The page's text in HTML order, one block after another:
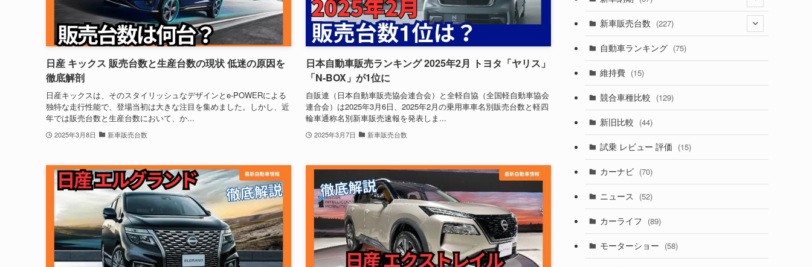
日産 キックス 販売台数と生産台数の現状 低迷の原因を
徹底解剖
日産キックスは、そのスタイリッシュなデザインとe-POWERによる
独特な走行性能で、登場当初は大きな注目を集めました。しかし、近
年では販売台数と生産台数において、か...
2025年3月8日 新車販売台数
日本自動車販売ランキング 2025年2月 トヨタ「ヤリス」
「N-BOX」が1位に
自販連（日本自動車販売協会連合会）と全軽自協（全国軽自動車協会
連合会）は2025年3月6日、2025年2月の乗用車車名別販売台数と軽四
輪車通称名別新車販売速報を発表しま...
2025年3月7日 新車販売台数
(526)
(357)
(328)
(194)
(230)
(253)
(188)
(242)
(85)
(84)
(14)
(222)
(50)
(43)
(6)
(9)
(58)
(28)
(27)
(26)
(28)
(8)
(3)
(3)
(5)
(1)
新車販売台数 (227)
(21)
(5)
(7)
(5)
(8)
自動車ランキング (75)
維持費 (15)
競合車種比較 (129)
新旧比較 (44)
試乗 レビュー 評価 (15)
カーナビ (70)
ニュース (52)
カーライフ (89)
モーターショー (58)